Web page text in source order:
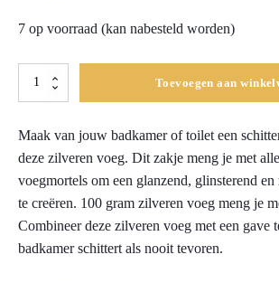
7 op voorraad (kan nabesteld worden)
Sopro
zilver
100g
Toevoegen aan
Maak van jouw badkamer of toilet een
deze zilveren voeg. Dit zakje meng je met
voegmortels om een glanzend, glinsterend
te creëren. 100 gram zilveren voeg meng je
Combineer deze zilveren voeg met een gave
badkamer schittert als nooit tevoren.